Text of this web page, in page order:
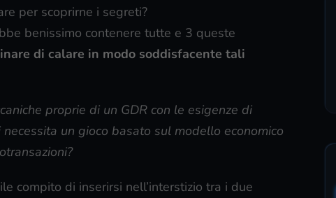
per scoprirne i segreti?
benissimo contenere tutte e 3 queste
di calare in modo soddisfacente tali
proprie di un GDR con le esigenze di
un gioco basato sul modello economico
compito di inserirsi nell’interstizio tra i due